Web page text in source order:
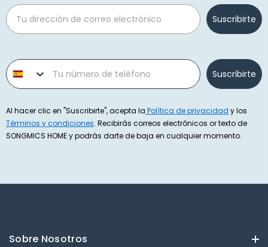
Email
Suscribirte
Phone number
Suscribirte
Al hacer clic en "Suscribirte", acepta la Política de privacidad y los
Términos y condiciones. Recibirás correos electrónicos or texto de
SONGMICS HOME y podrás darte de baja en cualquier momento.
Sobre Nosotros